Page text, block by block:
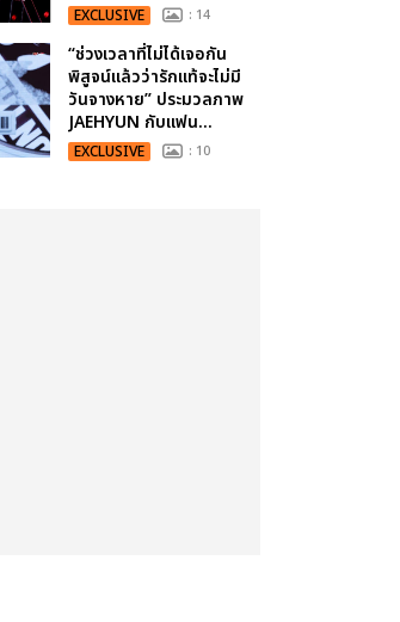
EXCLUSIVE : 14
“ช่วงเวลาที่ไม่ได้เจอกัน
พิสูจน์แล้วว่ารักแท้จะไม่มี
วันจางหาย” ประมวลภาพ
JAEHYUN กับแฟน...
EXCLUSIVE : 10